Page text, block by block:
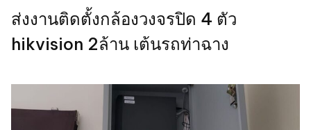
ส่งงานติดตั้งกล้องวงจรปิด 4 ตัว
hikvision 2ล้าน เต้นรถท่าฉาง